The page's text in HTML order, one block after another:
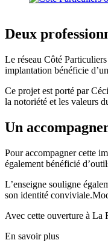
Deux
Le réseau Côté
implantation bénéficie
Ce projet est porté par
la notoriété et les valeurs
Un
Pour accompagner cette
également bénéficié
L’enseigne souligne
son identité
Avec cette ouverture à La
En savoir plus